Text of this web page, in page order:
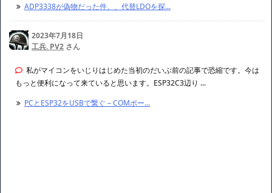
ADP3338が偽物だった件、、代替LDOを探...
2023年7月18日
工兵. PV2 さん
私がマイコンをいじりはじめた当初のだいぶ前の記事で恐縮です。今は
もっと便利になって来ていると思います。ESP32C3辺り ...
PCとESP32をUSBで繋ぐ – COMポー...